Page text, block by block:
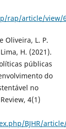
rap/article/view/
Oliveira, L. P.
H. (2021).
públicas
do
no
4(1)
BJHR/